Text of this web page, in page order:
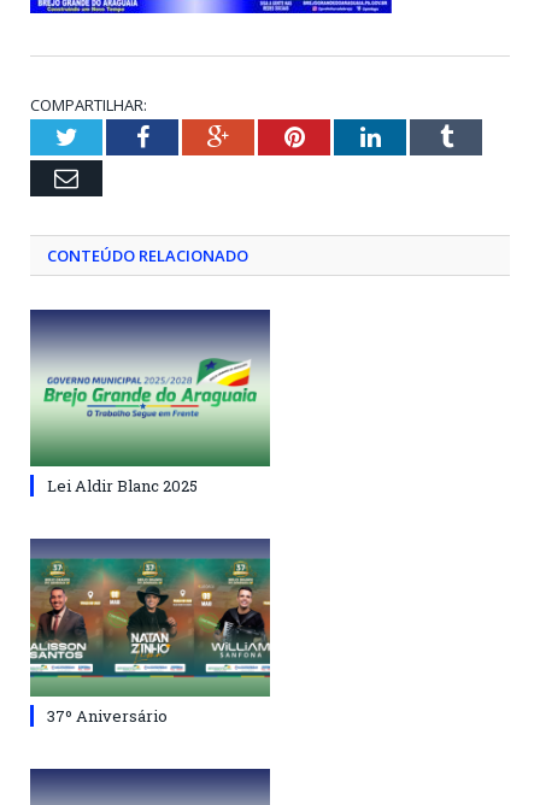
COMPARTILHAR:
TwitterFacebookGoogle+PinterestLinkedInTumblr
Email
CONTEÚDO RELACIONADO
Lei Aldir Blanc 2025
37º Aniversário